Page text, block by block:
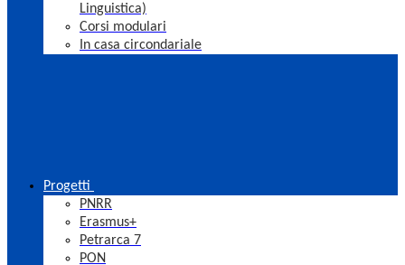
Linguistica)
Corsi modulari
In casa circondariale
Progetti
PNRR
Erasmus+
Petrarca 7
PON